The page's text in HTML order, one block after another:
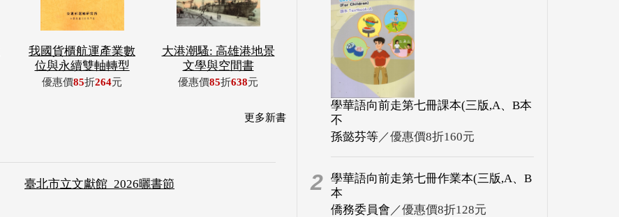
我國貨櫃航運產業數
位與永續雙軸轉型
優惠價85折264元
大港潮騷: 高雄港地景
文學與空間書
優惠價85折638元
更多新書
臺北市立文獻館_2026曬書節
學華語向前走第七冊課本(三版,A、B本
不
孫懿芬等／優惠價8折160元
2 學華語向前走第七冊作業本(三版,A、B
本
僑務委員會 ／優惠價8折128元